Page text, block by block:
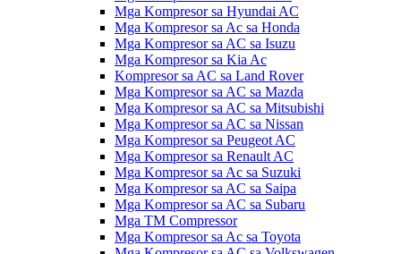
Mga Kompresor sa Hyundai AC
Mga Kompresor sa Ac sa Honda
Mga Kompresor sa AC sa Isuzu
Mga Kompresor sa Kia Ac
Kompresor sa AC sa Land Rover
Mga Kompresor sa AC sa Mazda
Mga Kompresor sa AC sa Mitsubishi
Mga Kompresor sa AC sa Nissan
Mga Kompresor sa Peugeot AC
Mga Kompresor sa Renault AC
Mga Kompresor sa Ac sa Suzuki
Mga Kompresor sa AC sa Saipa
Mga Kompresor sa AC sa Subaru
Mga TM Compressor
Mga Kompresor sa Ac sa Toyota